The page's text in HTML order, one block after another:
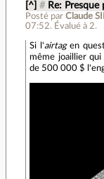
[^] # Re:
Posté parClaude
07:52. Évalué à 2.
Si l'airtagen
même joaillier
de 500 000 $